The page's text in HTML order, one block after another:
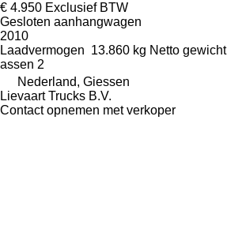
€ 4.950 Exclusief BTW
Gesloten aanhangwagen
2010
Laadvermogen 13.860 kg Netto gewicht
assen 2
Nederland, Giessen
Lievaart Trucks B.V.
Contact opnemen met verkoper